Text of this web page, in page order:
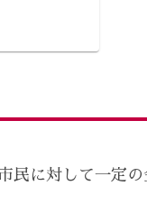
民に対して一定の